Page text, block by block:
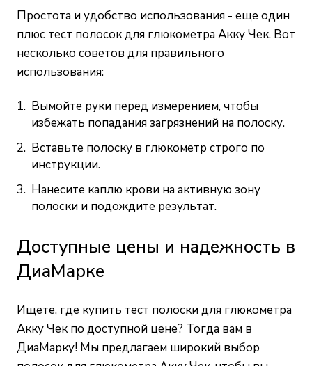
Простота и удобство использования - еще один
плюс тест полосок для глюкометра Акку Чек. Вот
несколько советов для правильного
использования:
Вымойте руки перед измерением, чтобы
избежать попадания загрязнений на полоску.
Вставьте полоску в глюкометр строго по
инструкции.
Нанесите каплю крови на активную зону
полоски и подождите результат.
Доступные цены и надежность в
ДиаМарке
Ищете, где купить тест полоски для глюкометра
Акку Чек по доступной цене? Тогда вам в
ДиаМарку! Мы предлагаем широкий выбор